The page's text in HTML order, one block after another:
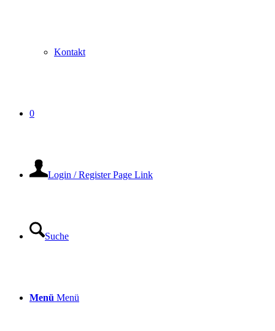
Kontakt
0
Login / Register Page Link
Suche
Menü Menü